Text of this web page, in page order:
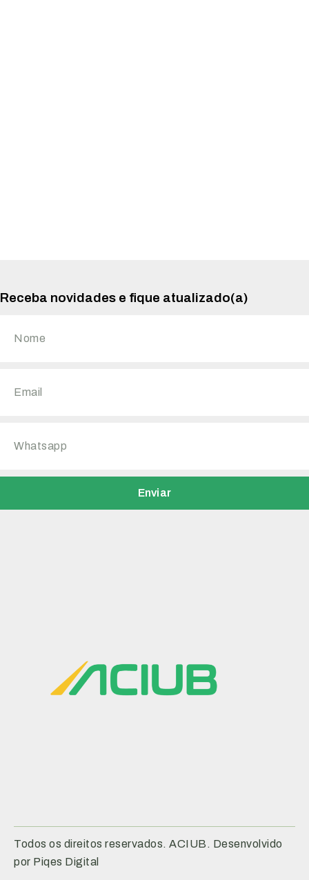
Receba novidades e fique atualizado(a)
Enviar
Todos os direitos reservados. ACIUB. Desenvolvido
por Piqes Digital